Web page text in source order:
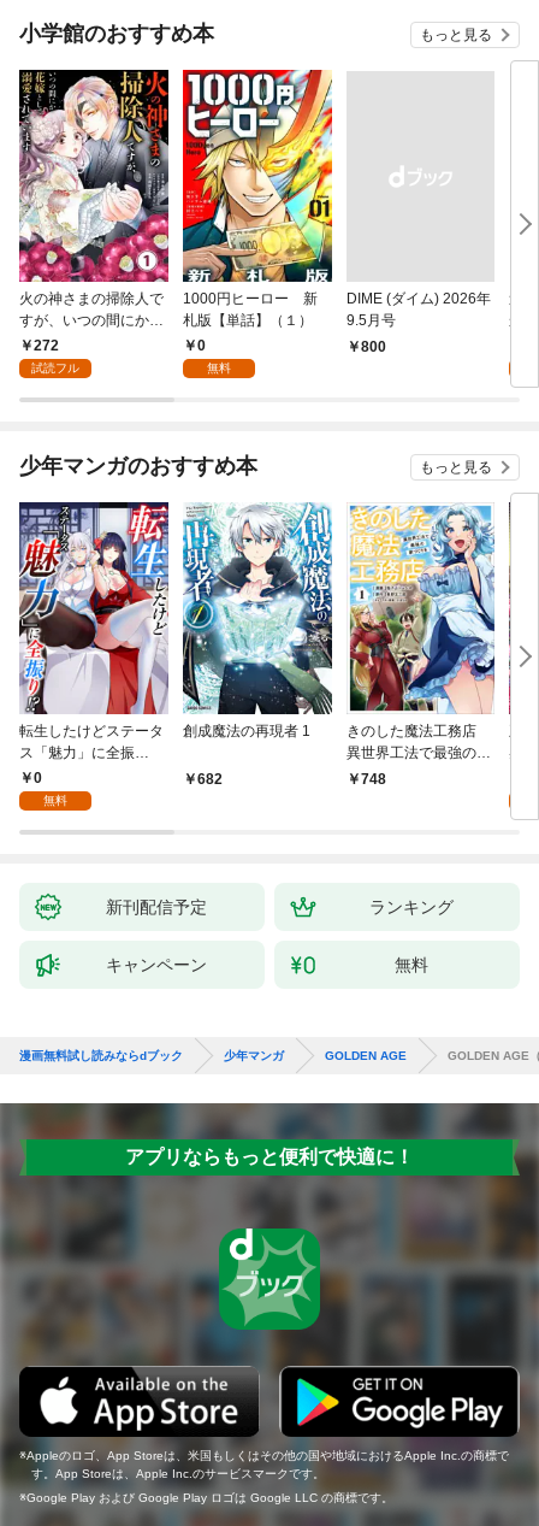
小学館のおすすめ本 もっと見る
火の神さまの掃除人で
すが、いつの間にか花
嫁として溺愛されてい
ます【単話】（１）
272
試読フル
1000円ヒーロー 新
札版【単話】（１）
0
無料
DIME (ダイム) 2026年
9.5月号
￥800
追
か
れ
（
少年マンガのおすすめ本 もっと見る
転生したけどステータ
ス「魅力」に全振
り！？(1)
0
無料
創成魔法の再現者 1
682
きのした魔法工務店
異世界工法で最強の家
づくりを（コミック）
748
兆
る
新刊配信予定 ランキング
キャンペーン 無料
漫画無料試し読みならdブック 少年マンガ GOLDEN AGE GOLDEN AGE
アプリならもっと便利で快適に！
Appleのロゴ、App Storeは、米国もしくはその他の国や地域におけるApple Inc.の商標で
す。App Storeは、Apple Inc.のサービスマークです。
Google Play および Google Play ロゴは Google LLC の商標です。